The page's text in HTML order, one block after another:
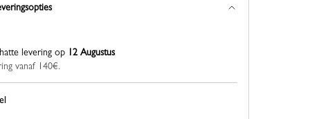
levering op 12 Augustus
vanaf 140€.